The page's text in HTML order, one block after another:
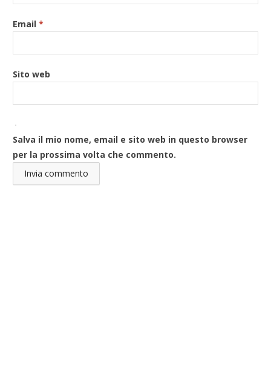
Email*
Sito web
Salva il mio nome, email e sito web in questo browser
per la prossima volta che commento.